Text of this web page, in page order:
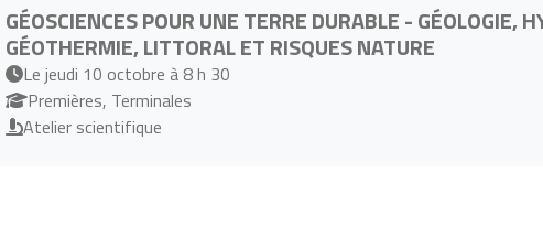
GÉOSCIENCES POUR UNE TERRE DURABLE - GÉOLOGIE,
GÉOTHERMIE, LITTORAL ET RISQUES NATURE
Le jeudi 10 octobre à 8 h 30
Premières, Terminales
Atelier scientifique